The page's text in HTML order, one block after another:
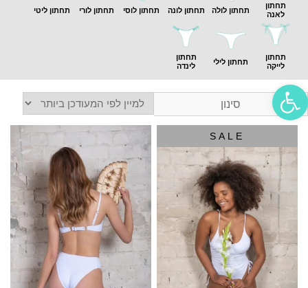
תחתון
לאנה
תחתון לולה תחתון לונה תחתון לוסי תחתון לורי תחתון ליטי
תחתון
לייקה
תחתון לילי
תחתון
לינדה
SALE
סינון
פתח סרגל נגישות